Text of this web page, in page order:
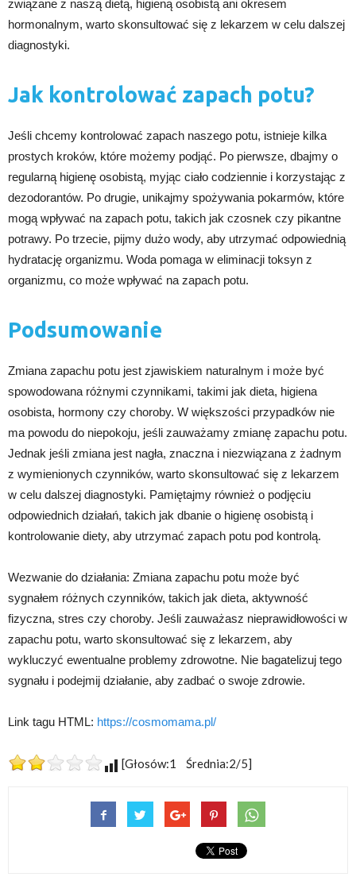
związane z naszą dietą, higieną osobistą ani okresem
hormonalnym, warto skonsultować się z lekarzem w celu dalszej
diagnostyki.
Jak kontrolować zapach potu?
Jeśli chcemy kontrolować zapach naszego potu, istnieje kilka
prostych kroków, które możemy podjąć. Po pierwsze, dbajmy o
regularną higienę osobistą, myjąc ciało codziennie i korzystając z
dezodorantów. Po drugie, unikajmy spożywania pokarmów, które
mogą wpływać na zapach potu, takich jak czosnek czy pikantne
potrawy. Po trzecie, pijmy dużo wody, aby utrzymać odpowiednią
hydratację organizmu. Woda pomaga w eliminacji toksyn z
organizmu, co może wpływać na zapach potu.
Podsumowanie
Zmiana zapachu potu jest zjawiskiem naturalnym i może być
spowodowana różnymi czynnikami, takimi jak dieta, higiena
osobista, hormony czy choroby. W większości przypadków nie
ma powodu do niepokoju, jeśli zauważamy zmianę zapachu potu.
Jednak jeśli zmiana jest nagła, znaczna i niezwiązana z żadnym
z wymienionych czynników, warto skonsultować się z lekarzem
w celu dalszej diagnostyki. Pamiętajmy również o podjęciu
odpowiednich działań, takich jak dbanie o higienę osobistą i
kontrolowanie diety, aby utrzymać zapach potu pod kontrolą.
Wezwanie do działania: Zmiana zapachu potu może być
sygnałem różnych czynników, takich jak dieta, aktywność
fizyczna, stres czy choroby. Jeśli zauważasz nieprawidłowości w
zapachu potu, warto skonsultować się z lekarzem, aby
wykluczyć ewentualne problemy zdrowotne. Nie bagatelizuj tego
sygnału i podejmij działanie, aby zadbać o swoje zdrowie.
Link tagu HTML: https://cosmomama.pl/
[Głosów:1 Średnia:2/5]